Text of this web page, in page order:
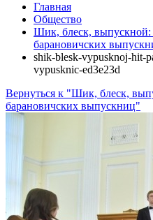
Главная
Общество
Шик, блеск, выпускной:
барановичских
shik-blesk-vypusknoj-hit-
vypusknic-ed3e23d
Вернуться к "Шик, блеск,
барановичских выпускниц"